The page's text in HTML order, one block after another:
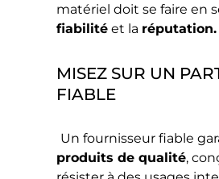
matériel doit se faire en
fiabilité et la réputation.
MISEZ SUR UN
FIABLE
Un fournisseur fiable
produits de qualité,